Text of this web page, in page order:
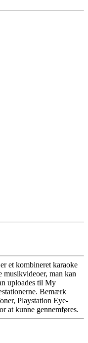
et kombineret karaoke
musikvideoer, man kan
uploades til My
Bemærk
Playstation Eye-
at kunne gennemføres.